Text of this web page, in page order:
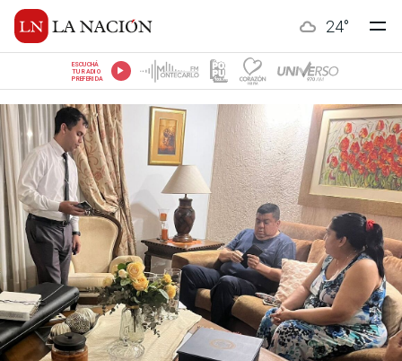
24°
ESCUCHÁ
TU RADIO
PREFERIDA